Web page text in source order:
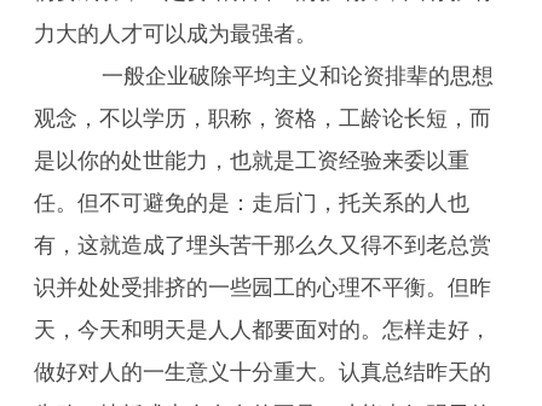
力大的人才可以成为最强者。
一般企业破除平均主义和论资排辈的思想
观念，不以学历，职称，资格，工龄论长短，而
是以你的处世能力，也就是工资经验来委以重
任。但不可避免的是：走后门，托关系的人也
有，这就造成了埋头苦干那么久又得不到老总赏
识并处处受排挤的一些园工的心理不平衡。但昨
天，今天和明天是人人都要面对的。怎样走好，
做好对人的一生意义十分重大。认真总结昨天的